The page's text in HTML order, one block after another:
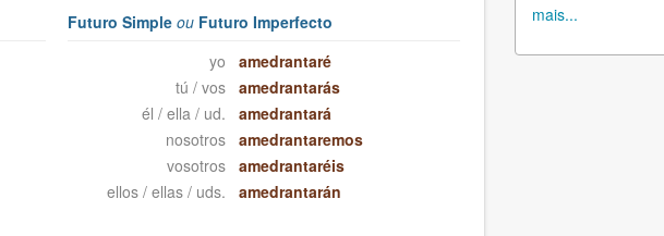
Futuro Simpleou Futuro Imperfecto
yo
amedrantaré
tú / vos
amedrantarás
él / ella / ud.
amedrantará
nosotros
amedrantaremos
vosotros
amedrantaréis
ellos / ellas / uds.
amedrantarán
mais...